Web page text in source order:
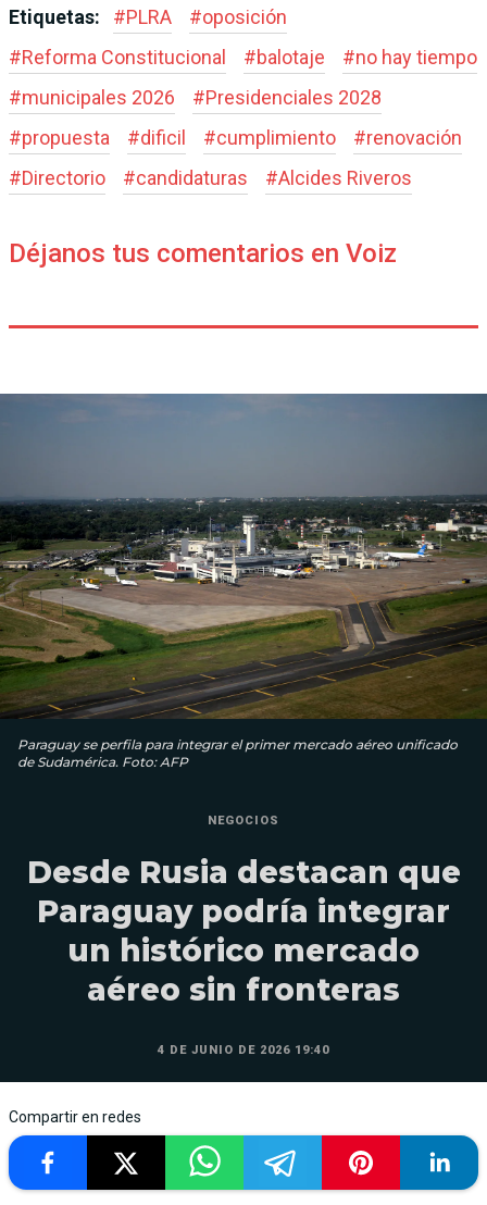
Etiquetas: #PLRA #oposición
#Reforma Constitucional #balotaje #no hay tiempo
#municipales 2026 #Presidenciales 2028
#propuesta #dificil #cumplimiento #renovación
#Directorio #candidaturas #Alcides Riveros
Déjanos tus comentarios en Voiz
Paraguay se perfila para integrar el primer mercado aéreo unificado
de Sudamérica. Foto: AFP
NEGOCIOS
Desde Rusia destacan que
Paraguay podría integrar
un histórico mercado
aéreo sin fronteras
4 DE JUNIO DE 2026 19:40
Compartir en redes